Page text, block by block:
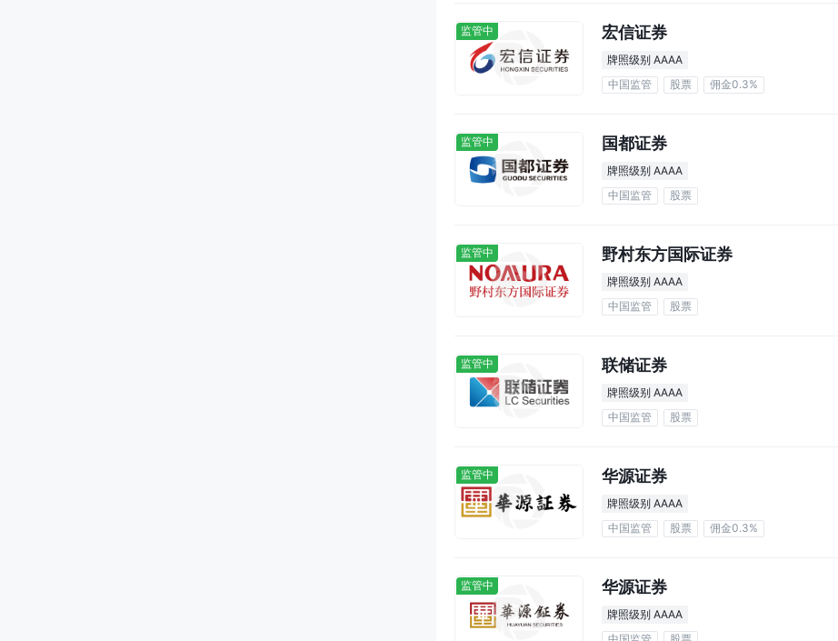
监管中 宏信证券
牌照级别 AAAA
中国监管
股票 佣金0.3%
监管中 国都证券
牌照级别 AAAA
中国监管
股票
监管中 野村东方国际证券
牌照级别 AAAA
中国监管
股票
监管中 联储证券
牌照级别 AAAA
中国监管
股票
监管中 华源证券
牌照级别 AAAA
中国监管
股票 佣金0.3%
监管中 华源证券
牌照级别 AAAA